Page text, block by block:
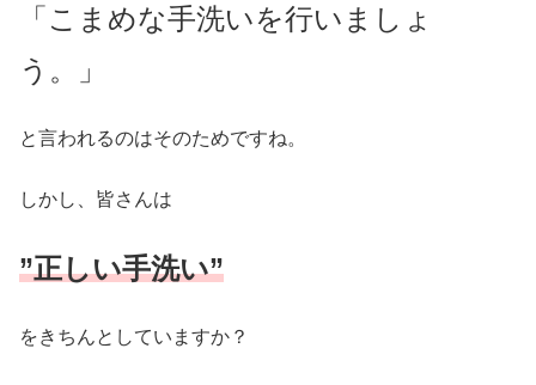
「こまめな手洗いを行いましょ
う。」
と言われるのはそのためですね。
しかし、皆さんは
”正しい手洗い”
をきちんとしていますか？